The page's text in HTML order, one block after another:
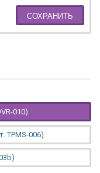
СОХРАНИТЬ
010)
TPMS-006)